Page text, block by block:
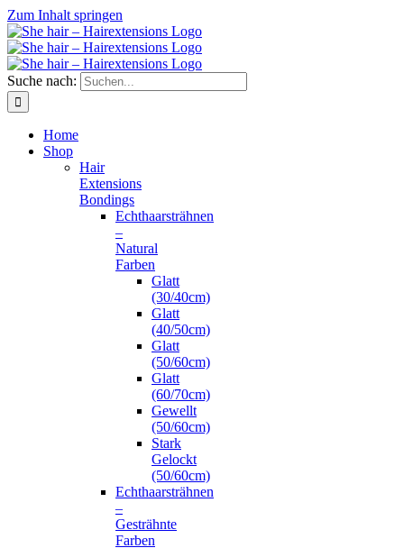
Zum Inhalt springen
Suche nach:
Home
Shop
Hair
Extensions
Bondings
Echthaarsträhnen
–
Natural
Farben
Glatt
(30/40cm)
Glatt
(40/50cm)
Glatt
(50/60cm)
Glatt
(60/70cm)
Gewellt
(50/60cm)
Stark
Gelockt
(50/60cm)
Echthaarsträhnen
–
Gesträhnte
Farben